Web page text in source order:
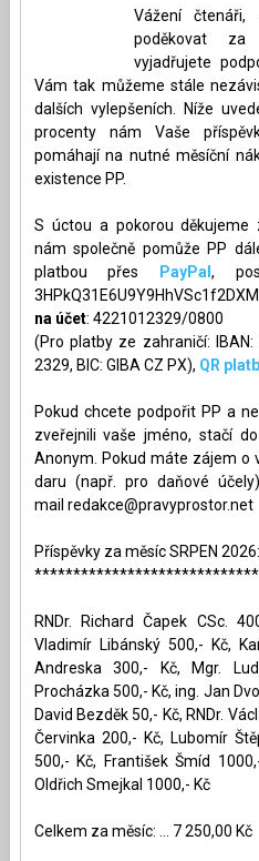
Vážení
poděkovat za
vyjadřujete
Vám tak můžeme stále
dalších vylepšeních. Níže
procenty nám Vaše
pomáhají na nutné měsíční
existence PP.
S úctou a pokorou děkujeme
nám společně pomůže PP
platbou přes
PayPal ,
na účet: 4221012329/0800
(Pro platby ze zahraničí:
2329, BIC: GIBA CZ PX), QR
Pokud chcete podpořit PP a
zveřejnili vaše jméno, stačí
Anonym. Pokud máte zájem o
daru (např. pro daňové
mail redakce@pravyprostor.net
Příspěvky za měsíc SRPEN 2026:
RNDr. Richard Čapek CSc.
Vladimír Libánský 500,- Kč,
Andreska 300,- Kč, Mgr.
Procházka 500,- Kč, ing. Jan
David Bezděk 50,- Kč, RNDr.
Červinka 200,- Kč, Lubomír
500,- Kč, František Šmíd
Oldřich Smejkal 1000,- Kč
Celkem za měsíc: ... 7 250,00 Kč